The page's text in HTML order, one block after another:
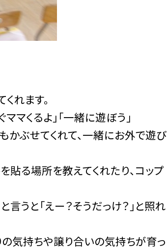
れます。
マくるよ」「一緒に遊ぼう」
かぶせてくれて、一緒にお外で遊び
貼る場所を教えてくれたり、コップ
うと「えー？そうだっけ？」と照れ
気持ちや譲り合いの気持ちが育っ